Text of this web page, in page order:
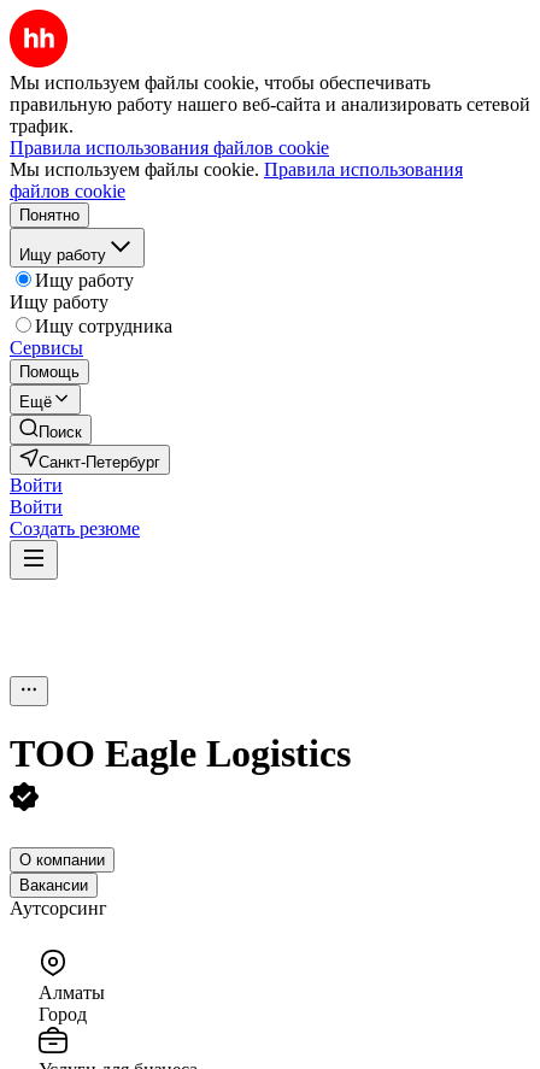
Мы используем файлы cookie, чтобы обеспечивать
правильную работу нашего веб-сайта и анализировать сетевой
трафик.
Правила использования файлов cookie
Мы используем файлы cookie. Правила использования
файлов cookie
Понятно
Ищу работу
Ищу работу
Ищу работу
Ищу сотрудника
Сервисы
Помощь
Ещё
Поиск
Санкт-Петербург
Войти
Войти
Создать резюме
ТОО Eagle Logistics
О компании
Вакансии
Аутсорсинг
Алматы
Город